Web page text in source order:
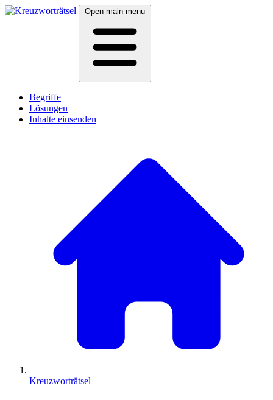
Open main menu
Begriffe
Lösungen
Inhalte einsenden
Kreuzworträtsel